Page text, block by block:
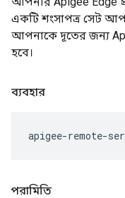
একটি শংসাপত্র সেট
আপনাকে দূতের জন্য
হবে।
ব্যবহার
apigee-remote-
পরামিতি